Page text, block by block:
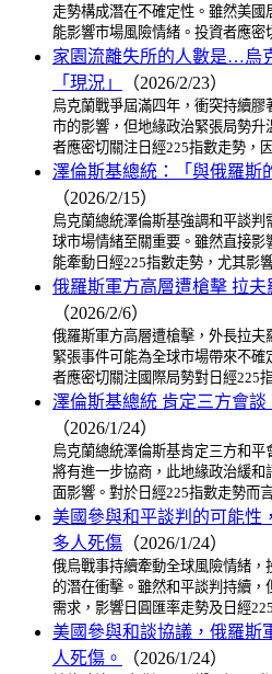
走勢構成潛在不確定性。雖然美
能影響市場風險情緒。投資者應
家園流離失所的人數是…烏
「現況」
（2026/2/23）
烏克蘭戰爭屆滿四年，衝突持續
市的影響，但地緣政治緊張局勢
者應密切關注日經225指數走勢，
澤倫斯基總統：「與俄羅斯
（2026/2/15）
烏克蘭總統澤倫斯基強調和平談
球市場情緒至關重要。雖然直接
能牽動日經225指數走勢，尤其影
俄羅斯軍方高層遭槍擊 拉夫
（2026/2/6）
俄羅斯軍方高層遭槍擊，外長拉
緊張事件可能為全球市場帶來不
者應密切關注國際局勢對日經225
澤倫斯基總統 肯定三方會
（2026/1/24）
烏克蘭總統澤倫斯基肯定三方和
將有進一步協商，此地緣政治緩
面影響。對於日經225指數走勢而
美國參與和平談判的可能性
多人死傷 （2026/1/24）
俄烏戰事持續牽動全球風險情緒
的潛在衝擊。雖然和平談判持續
需求，影響日圓匯率走勢及日經
美國參與和談協議，俄羅斯
人死傷。
（2026/1/24）